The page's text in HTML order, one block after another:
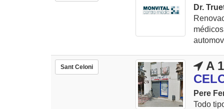
Dr.
Sant Celoni
A
Pere
Todo